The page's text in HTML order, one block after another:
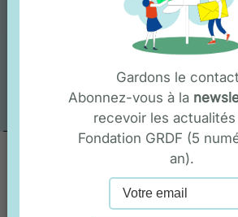
Coup d’envoi Saint-Germain –
Gardons le
Abonnez-vous à la
recevoir les
Fondation GRDF (5
an).